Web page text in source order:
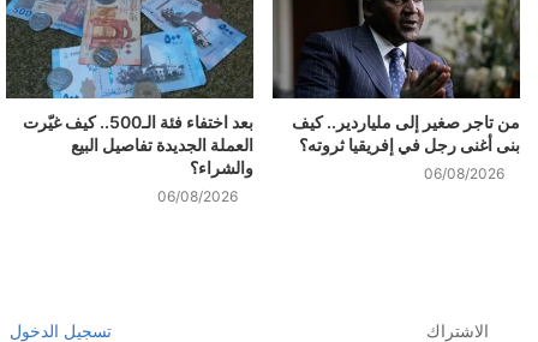
من تاجر صغير إلى ملياردير.. كيف
بنى أغنى رجل في إفريقيا ثروته؟
06/08/2026
بعد اختفاء فئة الـ500.. كيف غيّرت
العملة الجديدة تفاصيل البيع
والشراء؟
06/08/2026
الاشتراك تسجيل الدخول